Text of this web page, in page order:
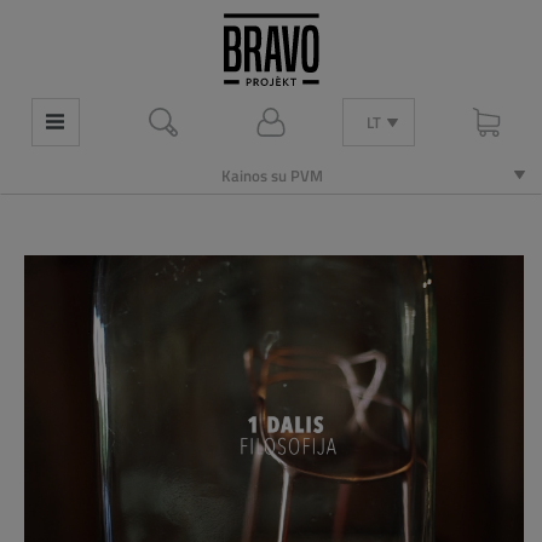
LT
Kainos su PVM